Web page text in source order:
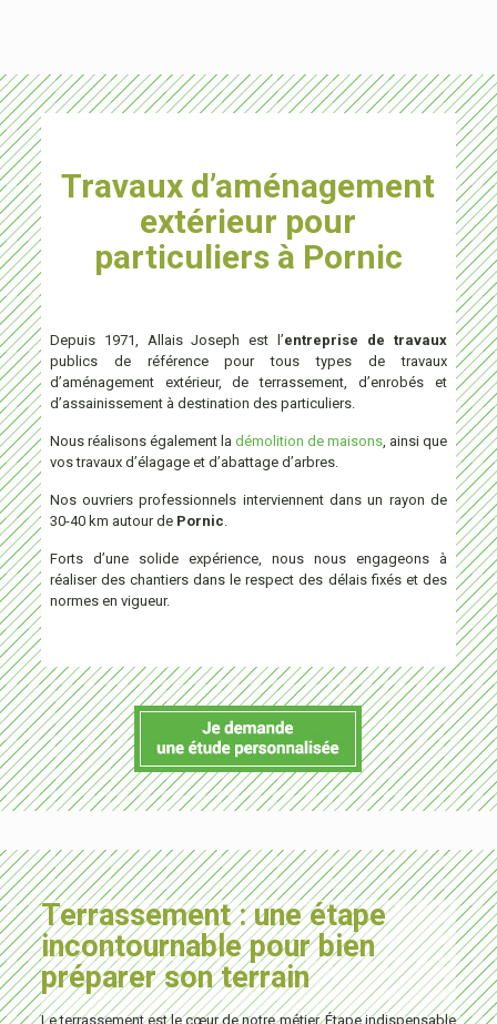
Travaux d’aménagement
extérieur pour
particuliers à Pornic
Depuis 1971, Allais Joseph est l’entreprise de travaux
publics de référence pour tous types de travaux
d’aménagement extérieur, de terrassement, d’enrobés et
d’assainissement à destination des particuliers.
Nous réalisons également la démolition de maisons, ainsi que
vos travaux d’élagage et d’abattage d’arbres.
Nos ouvriers professionnels interviennent dans un rayon de
30-40 km autour de Pornic.
Forts d’une solide expérience, nous nous engageons à
réaliser des chantiers dans le respect des délais fixés et des
normes en vigueur.
Terrassement : une étape
incontournable pour bien
préparer son terrain
Le terrassement est le cœur de notre métier. Étape indispensable